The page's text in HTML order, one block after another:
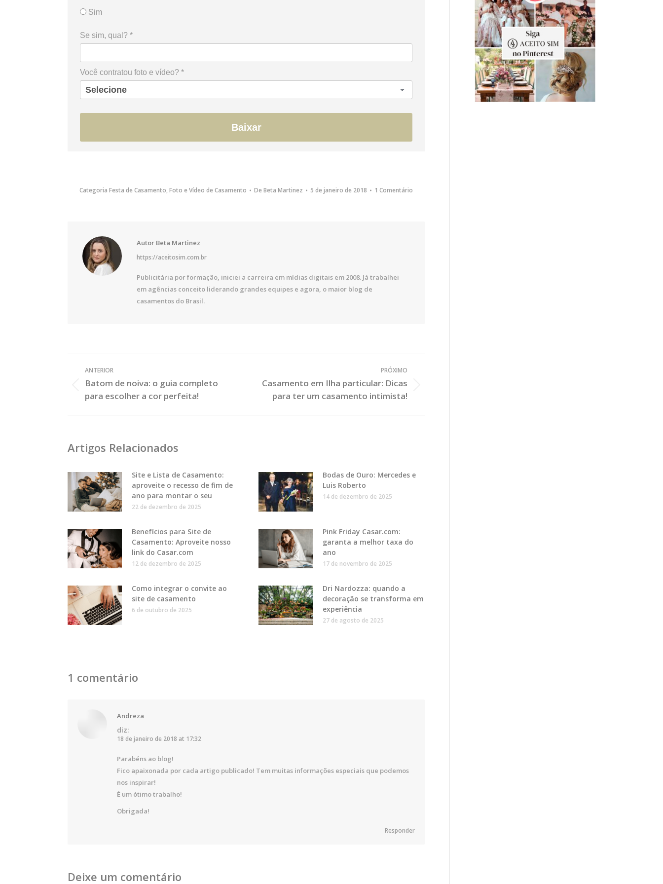
Sim
Se sim, qual? *
Você contratou foto e vídeo? *
Baixar
Categoria Festa de Casamento,Foto e Vídeo de Casamento De Beta Martinez 5 de janeiro de 2018 1 Comentário
Autor Beta Martinez
https://aceitosim.com.br
Publicitária por formação, iniciei a carreira em mídias digitais em 2008. Já trabalhei
em agências conceito liderando grandes equipes e agora, o maior blog de
casamentos do Brasil.
Posts
ANTERIOR
Post
Anterior:
Batom de noiva: o guia completo
para escolher a cor perfeita!
PRÓXIMO
Próximo
Post:
Casamento em Ilha particular: Dicas
para ter um casamento intimista!
Artigos Relacionados
Site e Lista de Casamento:
aproveite o recesso de fim de
ano para montar o seu
22 de dezembro de 2025
Bodas de Ouro: Mercedes e
Luis Roberto
14 de dezembro de 2025
Benefícios para Site de
Casamento: Aproveite nosso
link do Casar.com
12 de dezembro de 2025
Pink Friday Casar.com:
garanta a melhor taxa do
ano
17 de novembro de 2025
Como integrar o convite ao
site de casamento
6 de outubro de 2025
Dri Nardozza: quando a
decoração se transforma em
experiência
27 de agosto de 2025
1 comentário
Andreza
diz:
18 de janeiro de 2018 at 17:32
Parabéns ao blog!
Fico apaixonada por cada artigo publicado! Tem muitas informações especiais que podemos
nos inspirar!
É um ótimo trabalho!
Obrigada!
Responder
Deixe um comentário